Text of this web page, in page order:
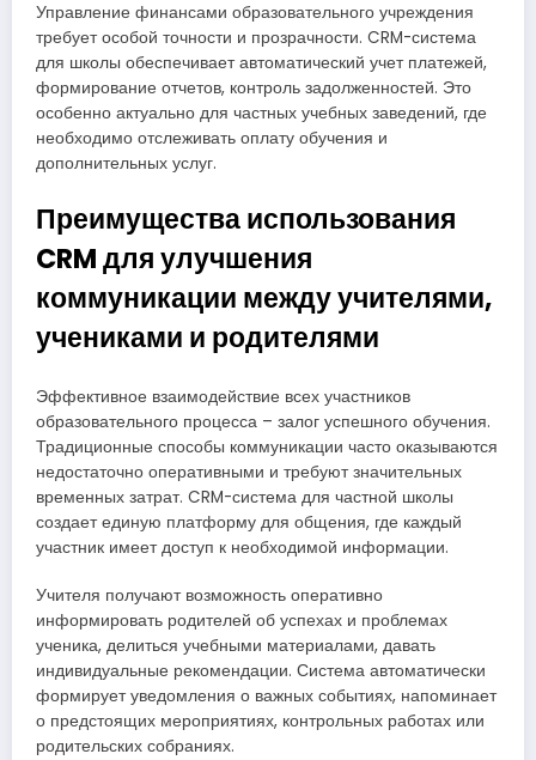
Управление финансами образовательного учреждения
требует особой точности и прозрачности. CRM-система
для школы обеспечивает автоматический учет платежей,
формирование отчетов, контроль задолженностей. Это
особенно актуально для частных учебных заведений, где
необходимо отслеживать оплату обучения и
дополнительных услуг.
Преимущества использования
CRM для улучшения
коммуникации между учителями,
учениками и родителями
Эффективное взаимодействие всех участников
образовательного процесса – залог успешного обучения.
Традиционные способы коммуникации часто оказываются
недостаточно оперативными и требуют значительных
временных затрат. CRM-система для частной школы
создает единую платформу для общения, где каждый
участник имеет доступ к необходимой информации.
Учителя получают возможность оперативно
информировать родителей об успехах и проблемах
ученика, делиться учебными материалами, давать
индивидуальные рекомендации. Система автоматически
формирует уведомления о важных событиях, напоминает
о предстоящих мероприятиях, контрольных работах или
родительских собраниях.